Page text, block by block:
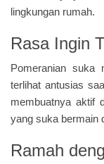
lingkungan rumah.
Rasa Ingin
Pomeranian suka
terlihat antusias
membuatnya aktif
yang suka bermain
Ramah